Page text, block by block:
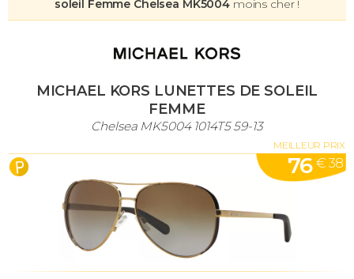
soleil Femme Chelsea MK5004 moins cher !
MICHAEL KORS LUNETTES DE SOLEIL
FEMME
Chelsea MK5004 1014T5 59-13
MEILLEUR PRIX
76 € 38